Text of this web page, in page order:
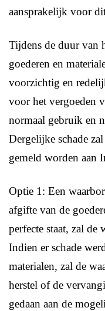
aansprakelijk voor
Tijdens de duur van
goederen en
voorzichtig en
voor het vergoeden
normaal gebruik en
Dergelijke schade
gemeld worden aan
Optie 1: Een
afgifte van de
perfecte staat, zal de
Indien er schade
materialen, zal de
herstel of de
gedaan aan de